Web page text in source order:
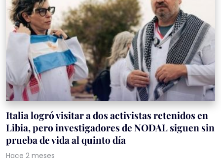
Italia logró visitar a dos activistas retenidos en
Libia, pero investigadores de NODAL siguen sin
prueba de vida al quinto día
Hace 2 meses